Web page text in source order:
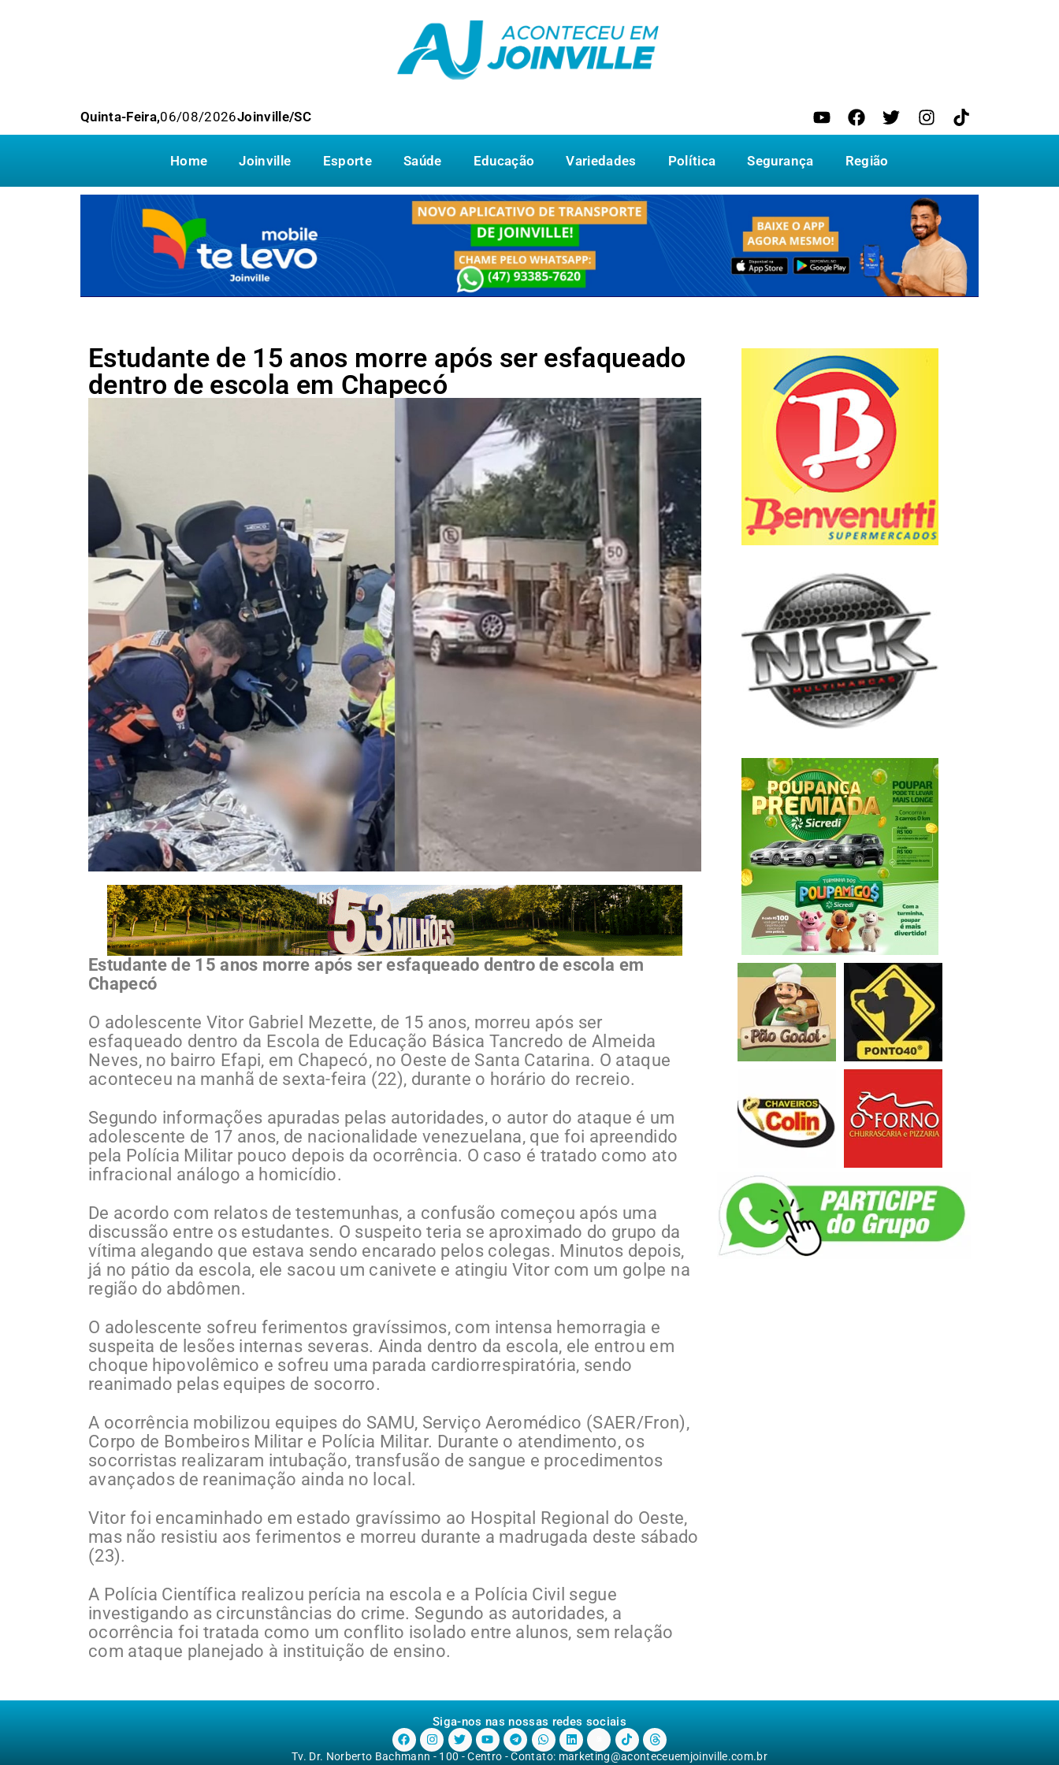
Quinta-Feira,06/08/2026Joinville/SC
Home Joinville Esporte Saúde Educação Variedades Política Segurança Região
Estudante de 15 anos morre após ser esfaqueado
dentro de escola em Chapecó
Estudante de 15 anos morre após ser esfaqueado dentro de escola em
Chapecó
O adolescente Vitor Gabriel Mezette, de 15 anos, morreu após ser
esfaqueado dentro da Escola de Educação Básica Tancredo de Almeida
Neves, no bairro Efapi, em Chapecó, no Oeste de Santa Catarina. O ataque
aconteceu na manhã de sexta-feira (22), durante o horário do recreio.
Segundo informações apuradas pelas autoridades, o autor do ataque é um
adolescente de 17 anos, de nacionalidade venezuelana, que foi apreendido
pela Polícia Militar pouco depois da ocorrência. O caso é tratado como ato
infracional análogo a homicídio.
De acordo com relatos de testemunhas, a confusão começou após uma
discussão entre os estudantes. O suspeito teria se aproximado do grupo da
vítima alegando que estava sendo encarado pelos colegas. Minutos depois,
já no pátio da escola, ele sacou um canivete e atingiu Vitor com um golpe na
região do abdômen.
O adolescente sofreu ferimentos gravíssimos, com intensa hemorragia e
suspeita de lesões internas severas. Ainda dentro da escola, ele entrou em
choque hipovolêmico e sofreu uma parada cardiorrespiratória, sendo
reanimado pelas equipes de socorro.
A ocorrência mobilizou equipes do SAMU, Serviço Aeromédico (SAER/Fron),
Corpo de Bombeiros Militar e Polícia Militar. Durante o atendimento, os
socorristas realizaram intubação, transfusão de sangue e procedimentos
avançados de reanimação ainda no local.
Vitor foi encaminhado em estado gravíssimo ao Hospital Regional do Oeste,
mas não resistiu aos ferimentos e morreu durante a madrugada deste sábado
(23).
A Polícia Científica realizou perícia na escola e a Polícia Civil segue
investigando as circunstâncias do crime. Segundo as autoridades, a
ocorrência foi tratada como um conflito isolado entre alunos, sem relação
com ataque planejado à instituição de ensino.
Siga-nos nas nossas redes sociais
Tv. Dr. Norberto Bachmann - 100 - Centro - Contato: marketing@aconteceuemjoinville.com.br